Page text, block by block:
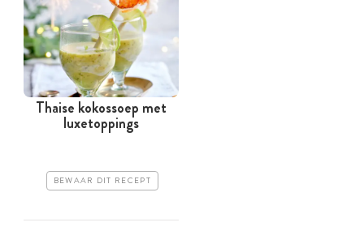
Thaise kokossoep met
luxetoppings
BEWAAR DIT RECEPT